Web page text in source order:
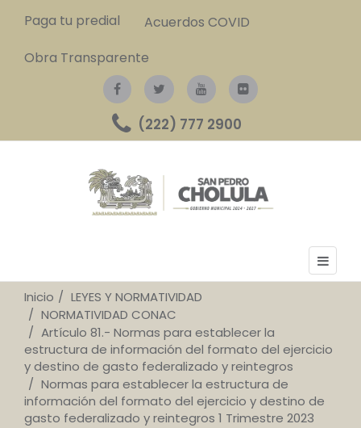
Paga tu predial
Acuerdos COVID
Obra Transparente
(222) 777 2900
Inicio
LEYES Y NORMATIVIDAD
NORMATIVIDAD CONAC
Artículo 81.- Normas para establecer la
estructura de información del formato del ejercicio
y destino de gasto federalizado y reintegros
Normas para establecer la estructura de
información del formato del ejercicio y destino de
gasto federalizado y reintegros 1 Trimestre 2023